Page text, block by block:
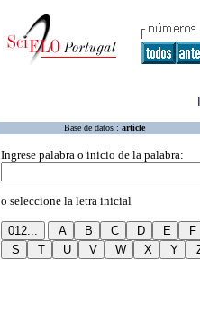
Base de datos : article
Ingrese palabra o inicio de la palabra:
o seleccione la letra inicial